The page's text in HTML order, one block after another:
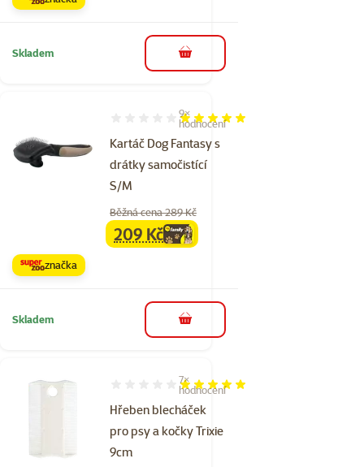
Skladem do košíku
Kartáč Dog Fantasy s
drátky samočistící
S/M
Hodnocení 100%, počet hodnocení: 9
9×
hodnocení
Běžná cena 289 Kč
familycena
209 Kč
značka
Skladem do košíku
Hřeben blecháček
pro psy a kočky Trixie
9cm
Hodnocení 100%, počet hodnocení: 7
7×
hodnocení